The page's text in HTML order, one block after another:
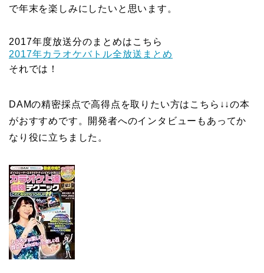
で年末を楽しみにしたいと思います。
2017年度放送分のまとめはこちら
2017年カラオケバトル全放送まとめ
それでは！
DAMの精密採点で高得点を取りたい方はこちら↓↓の本
がおすすめです。開発者へのインタビューもあってか
なり役に立ちました。